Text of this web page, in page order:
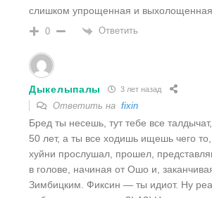
слишком упрощенная и выхолощенная
0 Ответить
Дыкелыпалы 3 лет назад
Ответить на fixin
Бред ты несешь, тут тебе все
50 лет, а ты все ходишь ищешь чего то,
хуйни прослушал, прошел,
в голове, начиная от Ошо и,
Зимбицким. Фиксин — ты идиот. Ну